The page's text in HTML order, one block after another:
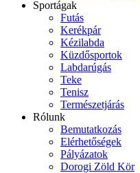
Sportágak
Futás
Kerékpár
Kézilabda
Küzdősportok
Labdarúgás
Teke
Tenisz
Természetjárás
Rólunk
Bemutatkozás
Elérhetőségek
Pályázatok
Dorogi Zöld Kör